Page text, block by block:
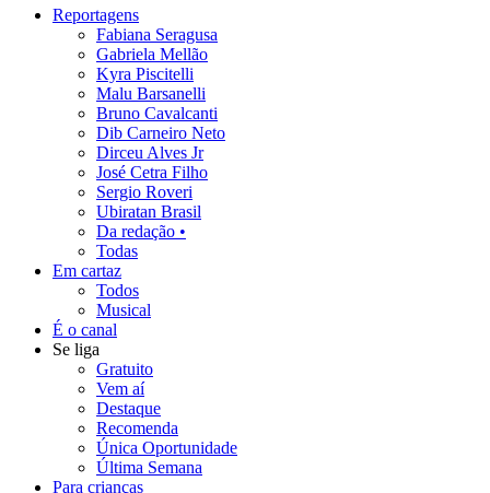
Reportagens
Fabiana Seragusa
Gabriela Mellão
Kyra Piscitelli
Malu Barsanelli
Bruno Cavalcanti
Dib Carneiro Neto
Dirceu Alves Jr
José Cetra Filho
Sergio Roveri
Ubiratan Brasil
Da redação •
Todas
Em cartaz
Todos
Musical
É o canal
Se liga
Gratuito
Vem aí
Destaque
Recomenda
Única Oportunidade
Última Semana
Para crianças